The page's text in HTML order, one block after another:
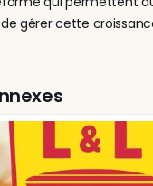
gérer cette